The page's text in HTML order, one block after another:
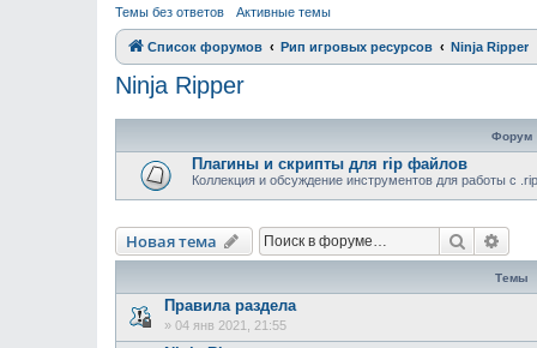
Темы без ответов Активные темы
Список форумов Рип игровых ресурсов Ninja Ripper
Ninja Ripper
Форум
Плагины и скрипты для rip файлов
Коллекция и обсуждение инструментов для работы с
Новая тема Поиск
Темы
Правила раздела
» 04 янв 2021, 21:55